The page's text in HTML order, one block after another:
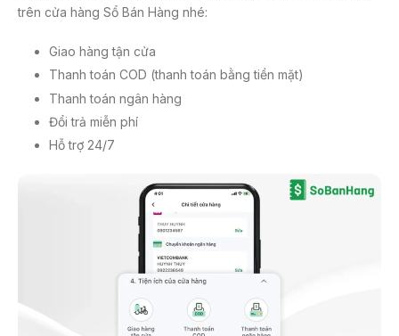
trên cửa hàng Sổ Bán Hàng nhé:
Giao hàng tận cửa
Thanh toán COD (thanh toán bằng tiền mặt)
Thanh toán ngân hàng
Đổi trả miễn phí
Hỗ trợ 24/7